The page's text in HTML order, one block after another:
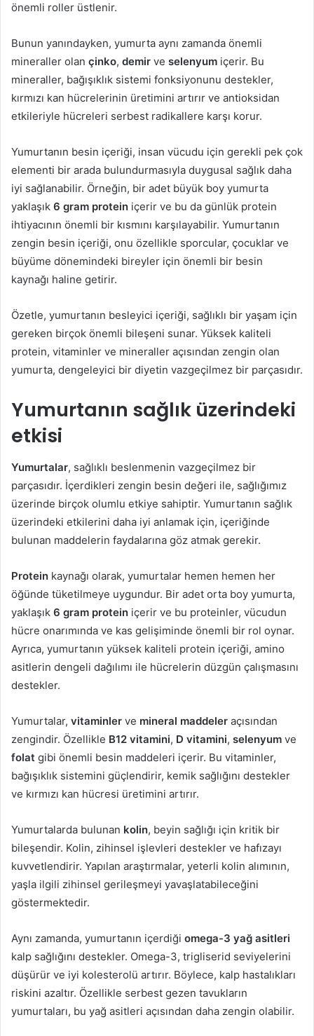
önemli roller üstlenir.
Bunun yanındayken, yumurta aynı zamanda önemli
mineraller olan çinko, demir ve selenyum içerir. Bu
mineraller, bağışıklık sistemi fonksiyonunu destekler,
kırmızı kan hücrelerinin üretimini artırır ve antioksidan
etkileriyle hücreleri serbest radikallere karşı korur.
Yumurtanın besin içeriği, insan vücudu için gerekli pek çok
elementi bir arada bulundurmasıyla duygusal sağlık daha
iyi sağlanabilir. Örneğin, bir adet büyük boy yumurta
yaklaşık 6 gram protein içerir ve bu da günlük protein
ihtiyacının önemli bir kısmını karşılayabilir. Yumurtanın
zengin besin içeriği, onu özellikle sporcular, çocuklar ve
büyüme dönemindeki bireyler için önemli bir besin
kaynağı haline getirir.
Özetle, yumurtanın besleyici içeriği, sağlıklı bir yaşam için
gereken birçok önemli bileşeni sunar. Yüksek kaliteli
protein, vitaminler ve mineraller açısından zengin olan
yumurta, dengeleyici bir diyetin vazgeçilmez bir parçasıdır.
Yumurtanın sağlık üzerindeki
etkisi
Yumurtalar, sağlıklı beslenmenin vazgeçilmez bir
parçasıdır. İçerdikleri zengin besin değeri ile, sağlığımız
üzerinde birçok olumlu etkiye sahiptir. Yumurtanın sağlık
üzerindeki etkilerini daha iyi anlamak için, içeriğinde
bulunan maddelerin faydalarına göz atmak gerekir.
Protein kaynağı olarak, yumurtalar hemen hemen her
öğünde tüketilmeye uygundur. Bir adet orta boy yumurta,
yaklaşık 6 gram protein içerir ve bu proteinler, vücudun
hücre onarımında ve kas gelişiminde önemli bir rol oynar.
Ayrıca, yumurtanın yüksek kaliteli protein içeriği, amino
asitlerin dengeli dağılımı ile hücrelerin düzgün çalışmasını
destekler.
Yumurtalar, vitaminler ve mineral maddeler açısından
zengindir. Özellikle B12 vitamini, D vitamini, selenyum ve
folat gibi önemli besin maddeleri içerir. Bu vitaminler,
bağışıklık sistemini güçlendirir, kemik sağlığını destekler
ve kırmızı kan hücresi üretimini artırır.
Yumurtalarda bulunan kolin, beyin sağlığı için kritik bir
bileşendir. Kolin, zihinsel işlevleri destekler ve hafızayı
kuvvetlendirir. Yapılan araştırmalar, yeterli kolin alımının,
yaşla ilgili zihinsel gerileşmeyi yavaşlatabileceğini
göstermektedir.
Aynı zamanda, yumurtanın içerdiği omega-3 yağ asitleri
kalp sağlığını destekler. Omega-3, trigliserid seviyelerini
düşürür ve iyi kolesterolü artırır. Böylece, kalp hastalıkları
riskini azaltır. Özellikle serbest gezen tavukların
yumurtaları, bu yağ asitleri açısından daha zengin olabilir.